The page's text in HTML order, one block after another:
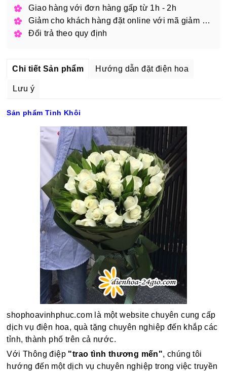
Giao hàng với đơn hàng gấp từ 1h - 2h
Giảm cho khách hàng đặt online với mã giảm giá
Đổi trả theo quy định
Chi tiết Sản phẩm Hướng dẫn đặt điện hoa
Lưu ý
Sản phẩm Tinh Khôi
shophoavinhphuc.com là một website chuyên cung cấp
dịch vụ điện hoa, quà tặng chuyên nghiệp đến khắp các
tỉnh, thành phố trên cả nước.
Với Thông điệp "trao tình thương mến", chúng tôi
hướng đến một dịch vụ chuyên nghiệp trong việc truyền